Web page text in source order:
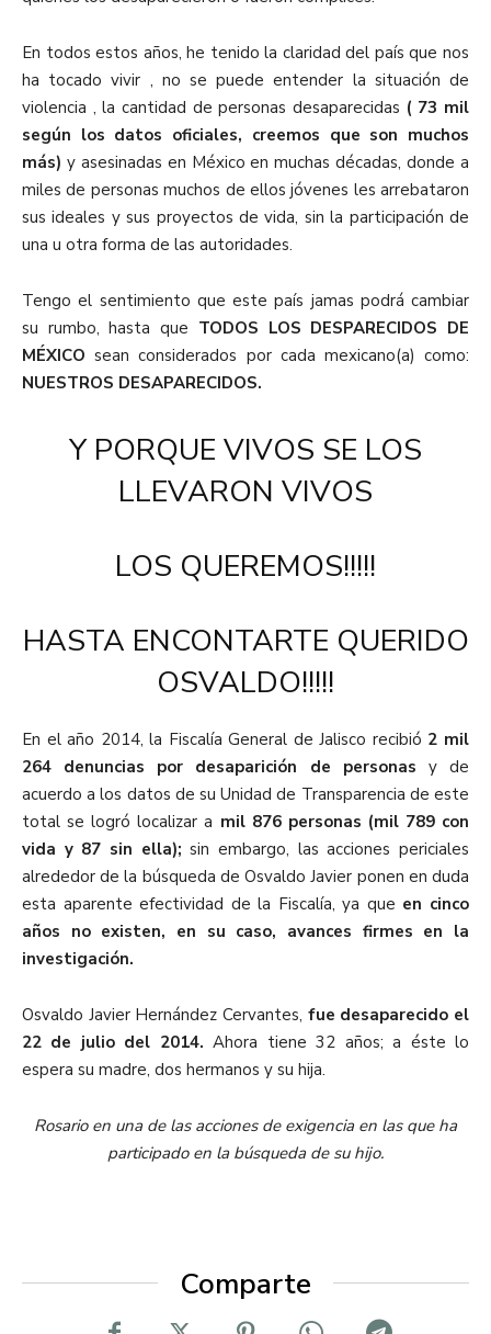
En todos estos años, he tenido la claridad del país que nos
ha tocado vivir , no se puede entender la situación de
violencia , la cantidad de personas desaparecidas ( 73 mil
según los datos oficiales, creemos que son muchos
más) y asesinadas en México en muchas décadas, donde a
miles de personas muchos de ellos jóvenes les arrebataron
sus ideales y sus proyectos de vida, sin la participación de
una u otra forma de las autoridades.
Tengo el sentimiento que este país jamas podrá cambiar
su rumbo, hasta que TODOS LOS DESPARECIDOS DE
MÉXICOsean considerados por cada mexicano(a) como:
NUESTROS DESAPARECIDOS.
Y PORQUE VIVOS SE LOS
LLEVARON VIVOS
LOS QUEREMOS!!!!!
HASTA ENCONTARTE QUERIDO
OSVALDO!!!!!
En el año 2014, la Fiscalía General de Jalisco recibió 2 mil
264 denuncias por desaparición de personas y de
acuerdo a los datos de su Unidad de Transparencia de este
total se logró localizar a mil 876 personas (mil 789 con
vida y 87 sin ella);sin embargo, las acciones periciales
alrededor de la búsqueda de Osvaldo Javier ponen en duda
esta aparente efectividad de la Fiscalía, ya que en cinco
años no existen, en su caso, avances firmes en la
investigación.
Osvaldo Javier Hernández Cervantes, fue desaparecido el
22 de julio del 2014. Ahora tiene 32 años; a éste lo
espera su madre, dos hermanos y su hija.
Rosario en una de las acciones de exigencia en las que ha
participado en la búsqueda de su hijo.
Comparte